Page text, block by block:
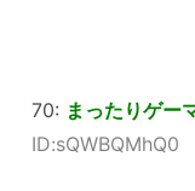
70: まったりゲー
ID:sQWBQMhQ0